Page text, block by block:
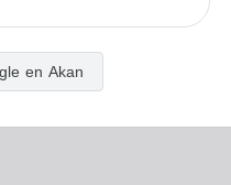
en Akan